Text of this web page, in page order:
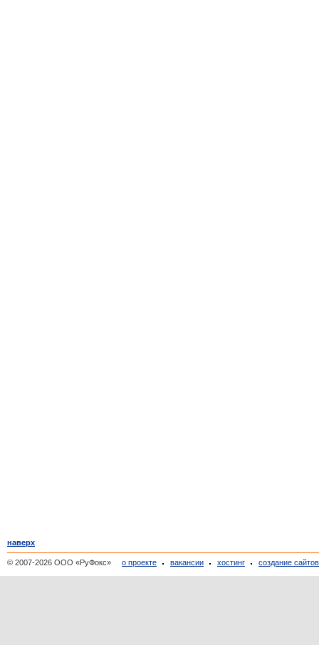
наверх
© 2007-2026 ООО «РуФокс» о проекте вакансии хостинг создание сайтов